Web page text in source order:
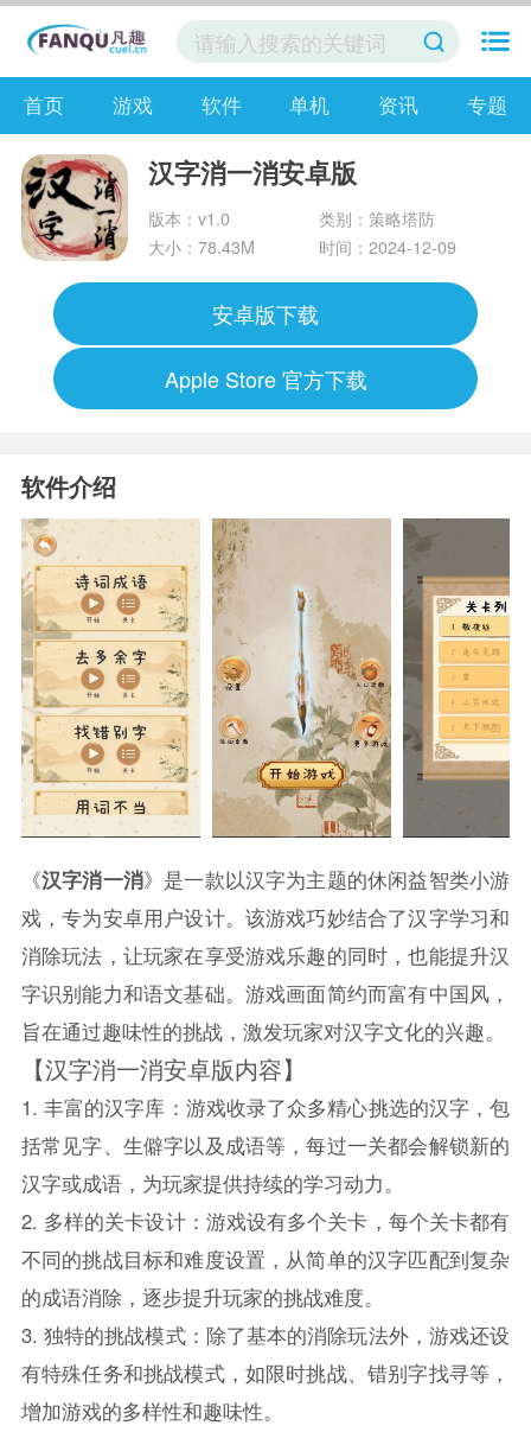
首页 游戏 软件 单机 资讯 专题
汉字消一消安卓版
版本：v1.0
类别：策略塔防
大小：78.43M
时间：2024-12-09
安卓版下载
Apple Store 官方下载
软件介绍
《汉字消一消》是一款以汉字为主题的休闲益智类小游
戏，专为安卓用户设计。该游戏巧妙结合了汉字学习和
消除玩法，让玩家在享受游戏乐趣的同时，也能提升汉
字识别能力和语文基础。游戏画面简约而富有中国风，
旨在通过趣味性的挑战，激发玩家对汉字文化的兴趣。
【汉字消一消安卓版内容】
1. 丰富的汉字库：游戏收录了众多精心挑选的汉字，包
括常见字、生僻字以及成语等，每过一关都会解锁新的
汉字或成语，为玩家提供持续的学习动力。
2. 多样的关卡设计：游戏设有多个关卡，每个关卡都有
不同的挑战目标和难度设置，从简单的汉字匹配到复杂
的成语消除，逐步提升玩家的挑战难度。
3. 独特的挑战模式：除了基本的消除玩法外，游戏还设
有特殊任务和挑战模式，如限时挑战、错别字找寻等，
增加游戏的多样性和趣味性。